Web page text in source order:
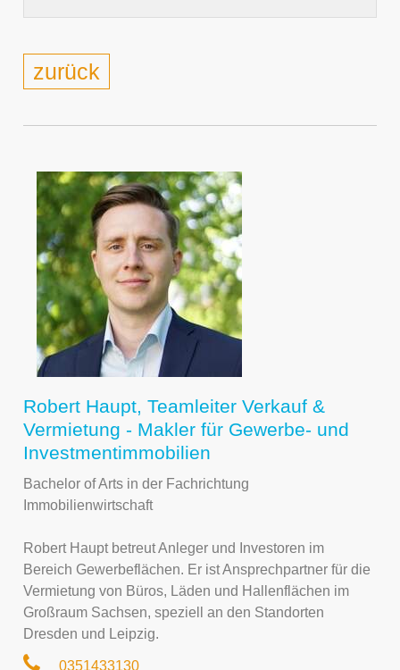
zurück
Robert Haupt, Teamleiter Verkauf &
Vermietung - Makler für Gewerbe- und
Investmentimmobilien
Bachelor of Arts in der Fachrichtung
Immobilienwirtschaft
Robert Haupt betreut Anleger und Investoren im
Bereich Gewerbeflächen. Er ist Ansprechpartner für die
Vermietung von Büros, Läden und Hallenflächen im
Großraum Sachsen, speziell an den Standorten
Dresden und Leipzig.
0351433130